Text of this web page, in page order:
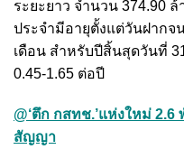
ระยะยาว จำนวน 374.90
ประจำมีอายุตั้งแต่วันฝากจ
เดือน สำหรับปีสิ้นสุดวันที่
0.45-1.65 ต่อปี
@‘ตึก กสทช.’แห่งใหม่ 2.6
สัญญา